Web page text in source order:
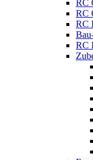
RC
RC
RC
RC